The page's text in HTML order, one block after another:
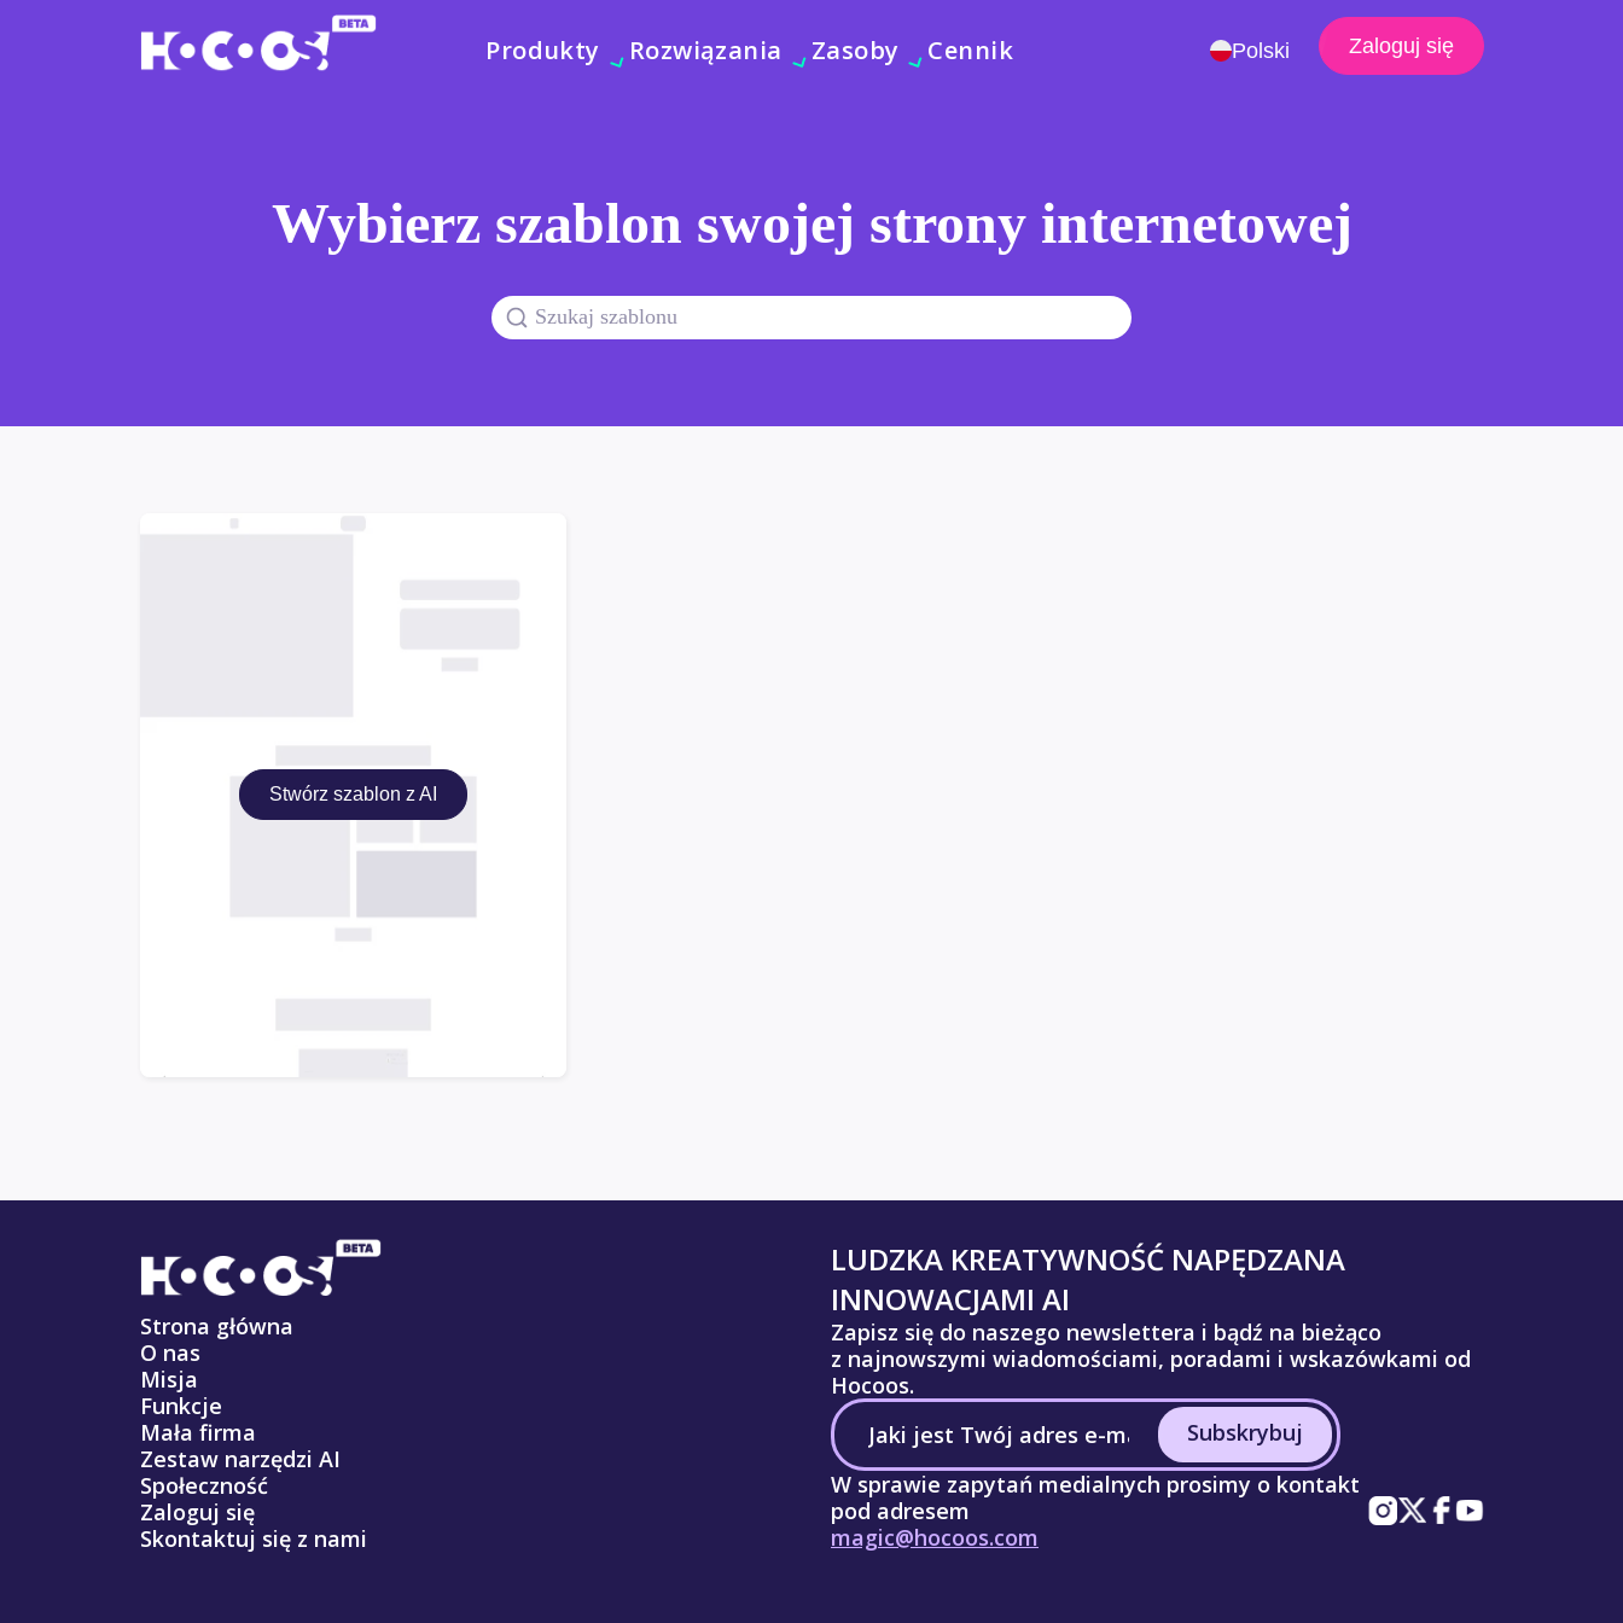
Produkty Rozwiązania Zasoby Cennik Polski Zaloguj się
Wybierz szablon swojej strony internetowej
Stwórz szablon z AI
Strona główna
O nas
Misja
Funkcje
Mała firma
Zestaw narzędzi AI
Społeczność
Zaloguj się
Skontaktuj się z nami
LUDZKA KREATYWNOŚĆ NAPĘDZANA
INNOWACJAMI AI
Zapisz się do naszego newslettera i bądź na bieżąco
z najnowszymi wiadomościami, poradami i wskazówkami od
Hocoos.
Subskrybuj
W sprawie zapytań medialnych prosimy o kontakt
pod adresem
magic@hocoos.com